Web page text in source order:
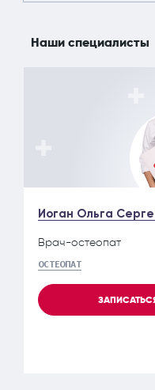
Наши специалисты
Иоган Ольга
Врач-остеопат
ОСТЕОПАТ